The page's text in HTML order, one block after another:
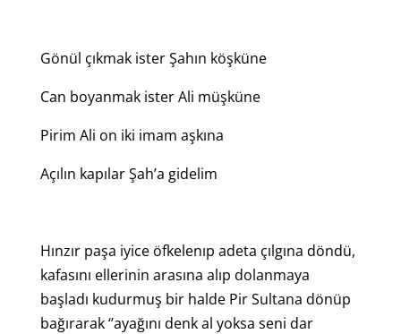
Gönül çıkmak ister Şahın köşküne
Can boyanmak ister Ali müşküne
Pirim Ali on iki imam aşkına
Açılın kapılar Şah’a gidelim
Hınzır paşa iyice öfkelenıp adeta çılgına döndü,
kafasını ellerinin arasına alıp dolanmaya
başladı kudurmuş bir halde Pir Sultana dönüp
bağırarak ‘’ayağını denk al yoksa seni dar